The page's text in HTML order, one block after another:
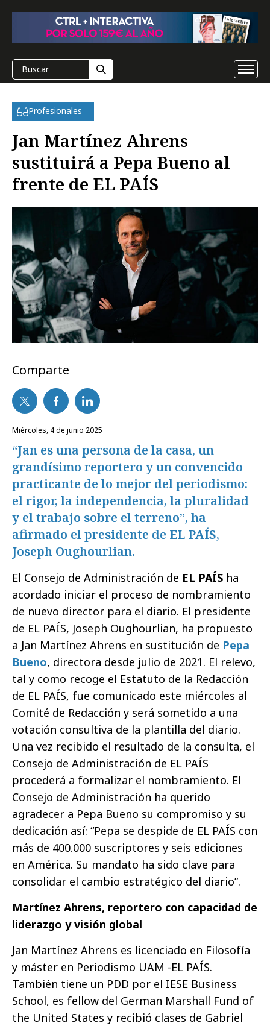
Profesionales
Jan Martínez Ahrens
sustituirá a Pepa Bueno al
frente de EL PAÍS
Comparte
miércoles, 4 de junio 2025
“Jan es una persona de la casa, un
grandísimo reportero y un convencido
practicante de lo mejor del periodismo:
el rigor, la independencia, la pluralidad
y el trabajo sobre el terreno”, ha
afirmado el presidente de EL PAÍS,
Joseph Oughourlian.
El Consejo de Administración de EL PAÍS ha
acordado iniciar el proceso de nombramiento
de nuevo director para el diario. El presidente
de EL PAÍS, Joseph Oughourlian, ha propuesto
a Jan Martínez Ahrens en sustitución de Pepa
Bueno, directora desde julio de 2021. El relevo,
tal y como recoge el Estatuto de la Redacción
de EL PAÍS, fue comunicado este miércoles al
Comité de Redacción y será sometido a una
votación consultiva de la plantilla del diario.
Una vez recibido el resultado de la consulta, el
Consejo de Administración de EL PAÍS
procederá a formalizar el nombramiento. El
Consejo de Administración ha querido
agradecer a Pepa Bueno su compromiso y su
dedicación así: “Pepa se despide de EL PAÍS con
más de 400.000 suscriptores y seis ediciones
en América. Su mandato ha sido clave para
consolidar el cambio estratégico del diario”.
Martínez Ahrens, reportero con capacidad de
liderazgo y visión global
Jan Martínez Ahrens es licenciado en Filosofía
y máster en Periodismo UAM -EL PAÍS.
También tiene un PDD por el IESE Business
School, es fellow del German Marshall Fund of
the United States y recibió clases de Gabriel